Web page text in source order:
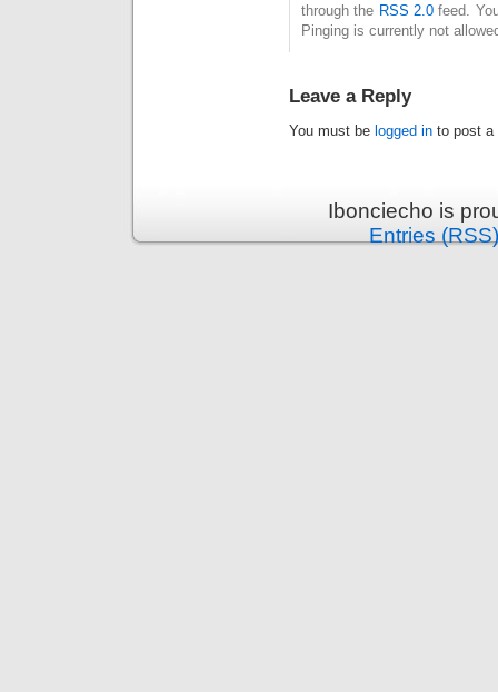
through the RSS 2.0 feed.
Pinging is currently not
Leave a Reply
You must be logged in to post a
Ibonciecho is
Entries (RSS)